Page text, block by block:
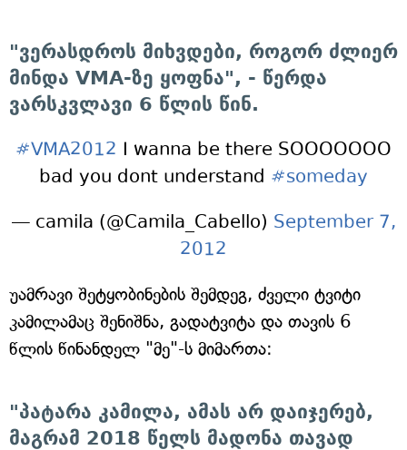
"ვერასდროს მიხვდები, როგორ ძლიერ
მინდა VMA-ზე ყოფნა", - წერდა
ვარსკვლავი 6 წლის წინ.
#VMA2012 I wanna be there SOOOOOOO
bad you dont understand #someday
— camila (@Camila_Cabello) September 7,
2012
უამრავი შეტყობინების შემდეგ, ძველი ტვიტი
კამილამაც შენიშნა, გადატვიტა და თავის 6
წლის წინანდელ "მე"-ს მიმართა:
"პატარა კამილა, ამას არ დაიჯერებ,
მაგრამ 2018 წელს მადონა თავად